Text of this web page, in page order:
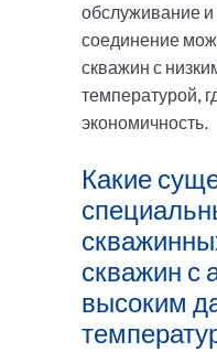
обслуживание
соединение
скважин с
температурой,
экономичность.
Какие
скважин с
высоким